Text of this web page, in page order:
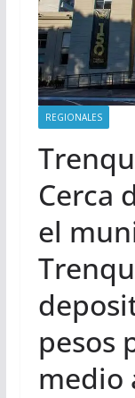
REGIONALES
Cerca
el
pesos
medio